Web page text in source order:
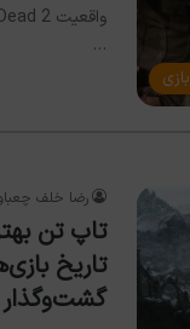
…
رضا خلف
تاپ تن
تاریخ
گشت‌وگذار